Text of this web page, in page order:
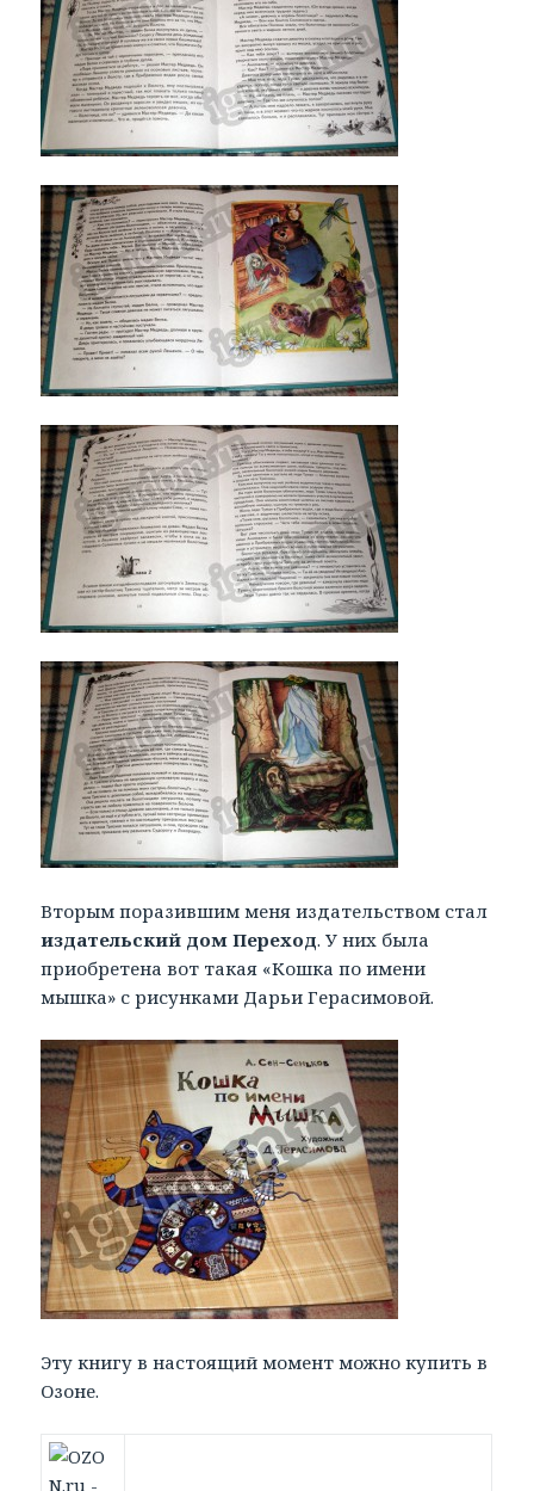
Вторым поразившим меня издательством стал
издательский дом Переход. У них была
приобретена вот такая «Кошка по имени
мышка» с рисунками Дарьи Герасимовой.
Эту книгу в настоящий момент можно купить в
Озоне.